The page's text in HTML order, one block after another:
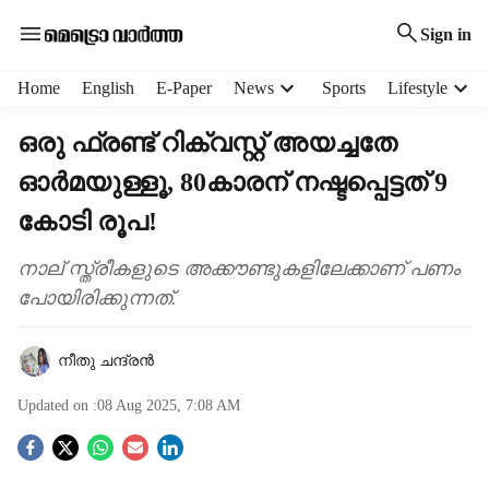
Sign in
Home English E-Paper News Sports Lifestyle
ഒരു ഫ്രണ്ട് റിക്വസ്റ്റ് അയച്ചതേ
ഓർമയുള്ളൂ, 80കാരന് നഷ്ടപ്പെട്ടത് 9
കോടി രൂപ!
നാല് സ്ത്രീകളുടെ അക്കൗണ്ടുകളിലേക്കാണ് പണം
പോയിരിക്കുന്നത്.
നീതു ചന്ദ്രൻ
Updated on :08 Aug 2025, 7:08 AM
S